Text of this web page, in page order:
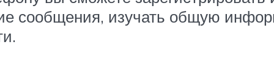
сообщения, изучать общую